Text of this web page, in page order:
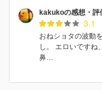
kakukoの感想・評
3.1
おねショタの波動
し。 エロいですね
鼻…